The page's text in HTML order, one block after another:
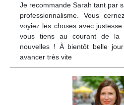
Je recommande Sarah tant par
professionnalisme. Vous
voyiez les choses avec
vous tiens au courant de
nouvelles ! À bientôt belle
avancer très vite